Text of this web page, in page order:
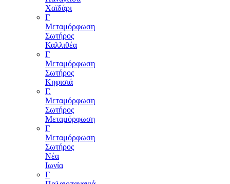
Χαϊδάρι
Γ
Μεταμόρφωση
Σωτήρος
Καλλιθέα
Γ
Μεταμόρφωση
Σωτήρος
Κηφισιά
Γ.
Μεταμόρφωση
Σωτήρος
Μεταμόρφωση
Γ
Μεταμόρφωση
Σωτήρος
Νέα
Ιωνία
Γ